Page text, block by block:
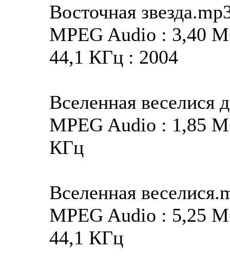
Восточная
MPEG Audio : 3,40
44,1 КГц : 2004
Вселенная веселися
MPEG Audio : 1,85
КГц
Вселенная
MPEG Audio : 5,25
44,1 КГц